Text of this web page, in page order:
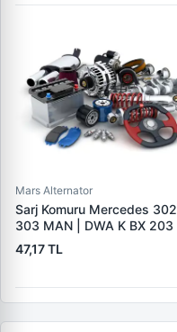
Mars Alternator
Sarj Komuru Mercedes 302
303 MAN | DWA K BX 203
47,17 TL